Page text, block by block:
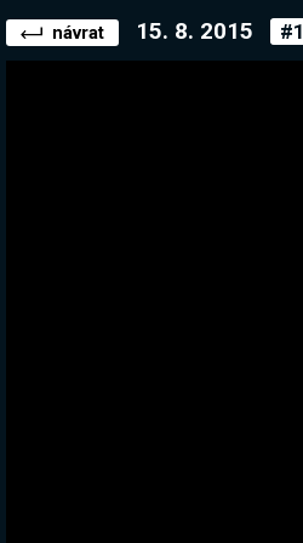
návrat 15. 8. 2015 #1